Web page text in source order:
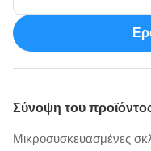
Σύνοψη του
Μικροσυσκευασμένες